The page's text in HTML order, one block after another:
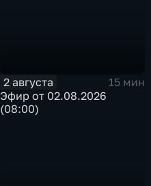
2 августа
15 мин
Эфир от 02.08.2026
(08:00)